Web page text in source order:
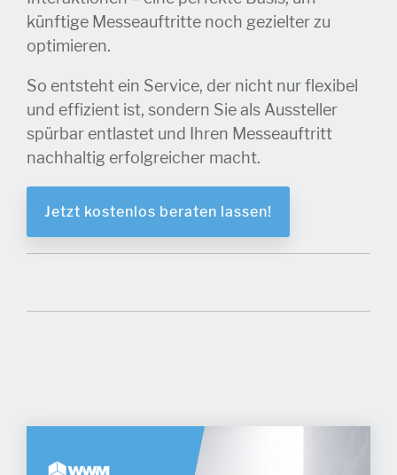
künftige Messeauftritte noch gezielter zu
optimieren.
So entsteht ein Service, der nicht nur flexibel
und effizient ist, sondern Sie als Aussteller
spürbar entlastet und Ihren Messeauftritt
nachhaltig erfolgreicher macht.
Jetzt kostenlos beraten lassen!